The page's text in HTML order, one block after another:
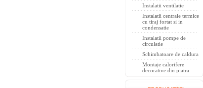
Instalatii ventilatie
Instalatii centrale termice
cu tiraj fortat si in
condensatie
Instalatii pompe de
circulatie
Schimbatoare de caldura
Montaje calorifere
decorative din piatra